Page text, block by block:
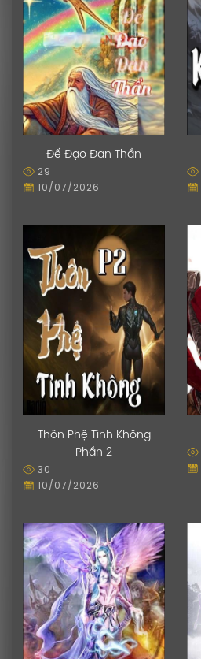
Đế Đạo Đan Thần
29
10/07/2026
Thôn Phệ Tinh Không
Phần 2
30
10/07/2026